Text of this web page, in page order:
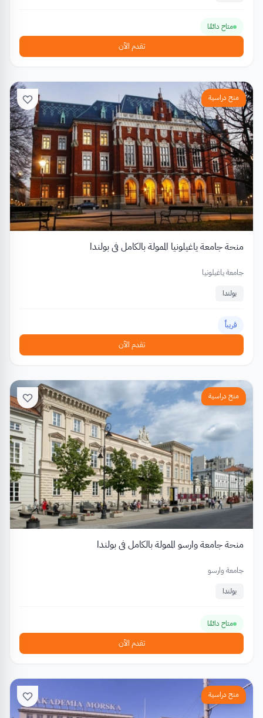
متاح دائمًا
تقدم الآن
منح دراسية
منحة جامعة ياغيلونيا الممولة بالكامل في بولندا
جامعة ياغيلونيا
بولندا
قريباً
تقدم الآن
منح دراسية
منحة جامعة وارسو الممولة بالكامل في بولندا
جامعة وارسو
بولندا
متاح دائمًا
تقدم الآن
منح دراسية